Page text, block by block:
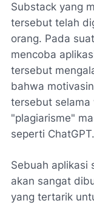
Substack yang
tersebut telah
orang. Pada
mencoba
tersebut
bahwa
tersebut selama
"plagiarisme"
seperti ChatGPT.
Sebuah aplikasi
akan sangat
yang tertarik